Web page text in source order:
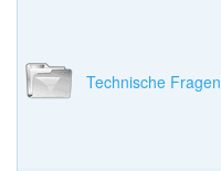
Technische Fragen